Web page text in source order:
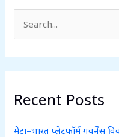
r
h
f
Recent Posts
मेटा–भारत प्लेटफॉर्म गवर्नेंस